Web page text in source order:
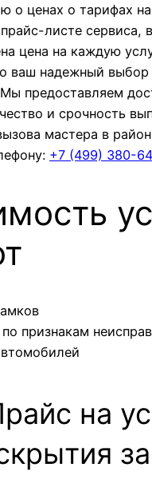
о ценах о тарифах
листе сервиса,
цена на каждую
ваш надежный выбор
предоставляем
и срочность
мастера в
+7 (499) 380-
признакам
на